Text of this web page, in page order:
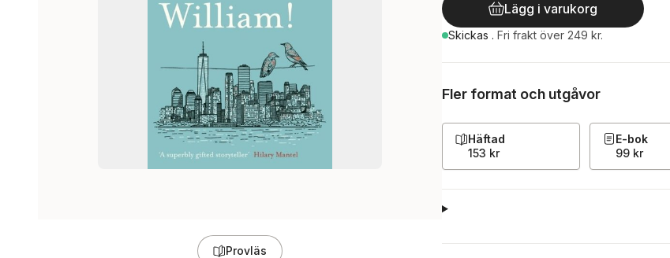
Provläs
Lägg i varukorg
Skickas . Fri frakt över 249 kr.
Fler format och utgåvor
Häftad
153 kr
E-bok
99 kr